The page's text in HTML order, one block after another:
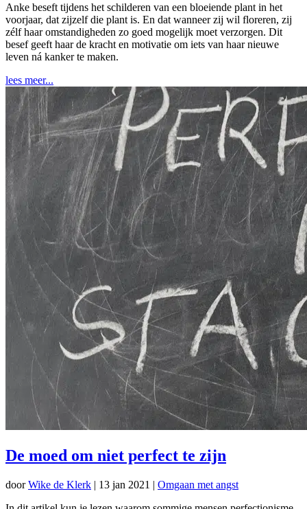
Anke beseft tijdens het schilderen van een bloeiende plant in het
voorjaar, dat zijzelf die plant is. En dat wanneer zij wil floreren, zij
zélf haar omstandigheden zo goed mogelijk moet verzorgen. Dit
besef geeft haar de kracht en motivatie om iets van haar nieuwe
leven ná kanker te maken.
lees meer...
De moed om niet perfect te zijn
doorWike de Klerk | 13 jan 2021 | Omgaan met angst